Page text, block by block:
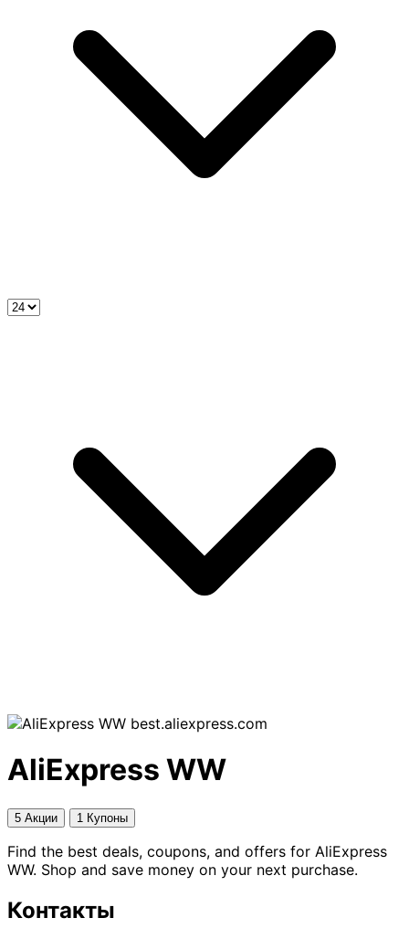
best.aliexpress.com
AliExpress WW
5 Акции 1 Купоны
Find the best deals, coupons, and offers for AliExpress
WW. Shop and save money on your next purchase.
Контакты